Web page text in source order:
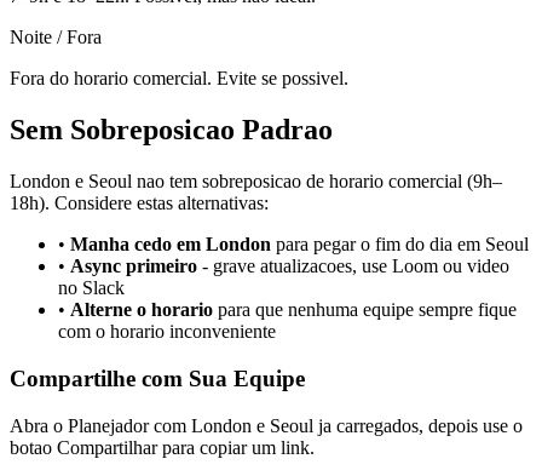
Noite / Fora
Fora do horario comercial. Evite se possivel.
Sem Sobreposicao Padrao
London e Seoul nao tem sobreposicao de horario comercial (9h–
18h). Considere estas alternativas:
• Manha cedo em London para pegar o fim do dia em Seoul
• Async primeiro - grave atualizacoes, use Loom ou video
no Slack
• Alterne o horario para que nenhuma equipe sempre fique
com o horario inconveniente
Compartilhe com Sua Equipe
Abra o Planejador com London e Seoul ja carregados, depois use o
botao Compartilhar para copiar um link.